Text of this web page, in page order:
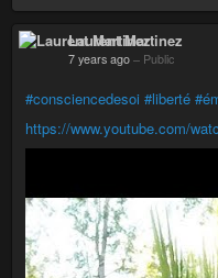
Laurent Martinez
7 years ago – Public
#consciencedesoi #liberté
https://www.youtube.com/